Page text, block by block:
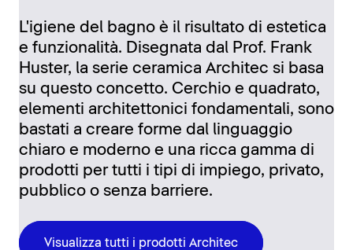
L'igiene del bagno è il risultato di estetica
e funzionalità. Disegnata dal Prof. Frank
Huster, la serie ceramica Architec si basa
su questo concetto. Cerchio e quadrato,
elementi architettonici fondamentali, sono
bastati a creare forme dal linguaggio
chiaro e moderno e una ricca gamma di
prodotti per tutti i tipi di impiego, privato,
pubblico o senza barriere.
Visualizza tutti i prodotti Architec